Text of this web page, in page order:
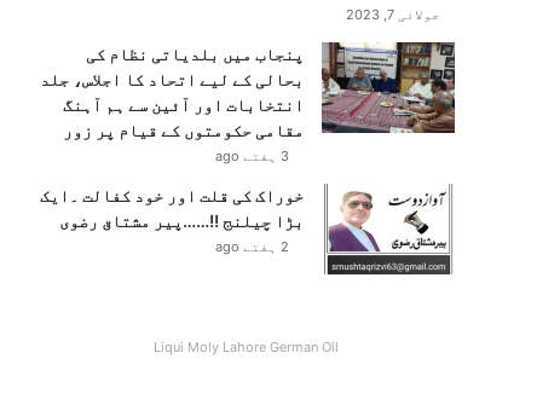
جولائی 7, 2023
پنجاب میں بلدیاتی نظام کی
بحالی کے لیے اتحاد کا اجلاس، جلد
انتخابات اور آئین سے ہم آہنگ
مقامی حکومتوں کے قیام پر زور
3 ہفتے ago
خوراک کی قلت اور خود کفالت ۔ایک
بڑا چیلنج !!……پیر مشتاق رضوی
2 ہفتے ago
Liqui Moly Lahore German Oil